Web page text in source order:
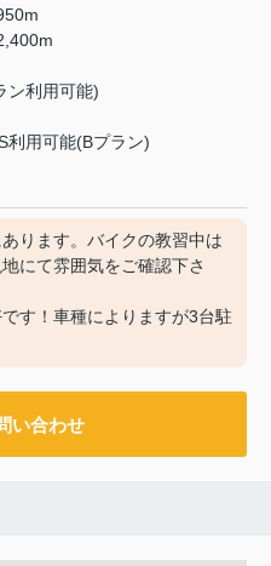
ン利用可能)
利用可能(Bプラン)
ります。バイクの教習中は
にて雰囲気をご確認下さ
す！車種によりますが3台駐
い合わせ